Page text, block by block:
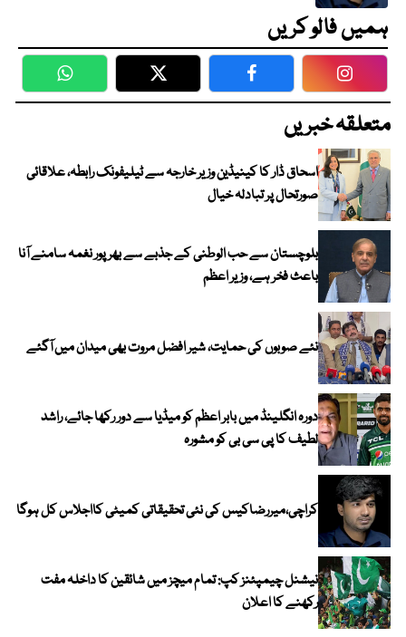
ہمیں فالو کریں
WhatsApp Twitter Facebook
متعلقہ خبریں
اسحاق ڈار کا کینیڈین وزیر خارجہ سے ٹیلیفونک رابطہ، علاقائی
صورتحال پر تبادلہ خیال
بلوچستان سے حب الوطنی کے جذبے سے بھرپور نغمہ سامنے آنا
باعث فخر ہے، وزیر اعظم
نئے صوبوں کی حمایت، شیر افضل مروت بھی میدان میں آگئے
دورہ انگلینڈ میں بابر اعظم کو میڈیا سے دور رکھا جائے، راشد
لطیف کا پی سی بی کو مشورہ
کراچی،میررضاکیس کی نئی تحقیقاتی کمیٹی کااجلاس کل ہوگا
نیشنل چیمپئنز کپ: تمام میچز میں شائقین کا داخلہ مفت
رکھنے کا اعلان